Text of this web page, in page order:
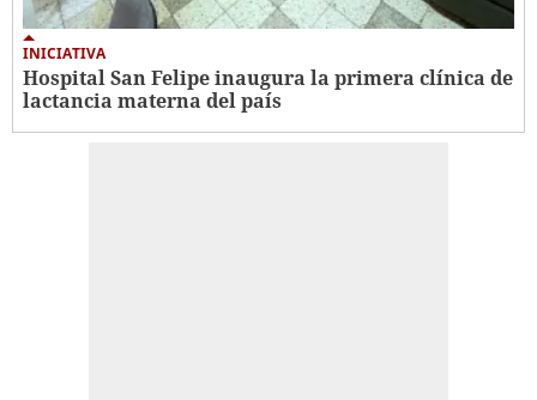
INICIATIVA
Hospital San Felipe inaugura la primera clínica de
lactancia materna del país